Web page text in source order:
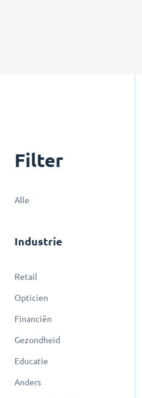
Filter
Alle
Industrie
Retail
Opticien
Financiën
Gezondheid
Educatie
Anders